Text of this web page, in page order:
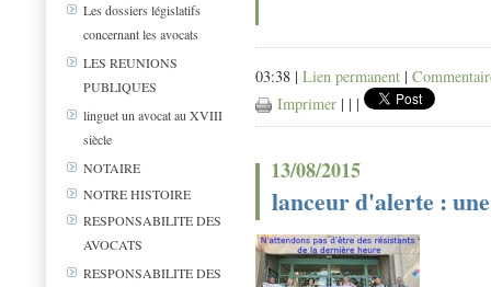
Les dossiers législatifs
concernant les avocats
LES REUNIONS
PUBLIQUES
linguet un avocat au XVIII
siècle
NOTAIRE
NOTRE HISTOIRE
RESPONSABILITE DES
AVOCATS
RESPONSABILITE DES
03:38 | Lien permanent |
Imprimer | | |
13/08/2015
lanceur d'alerte :